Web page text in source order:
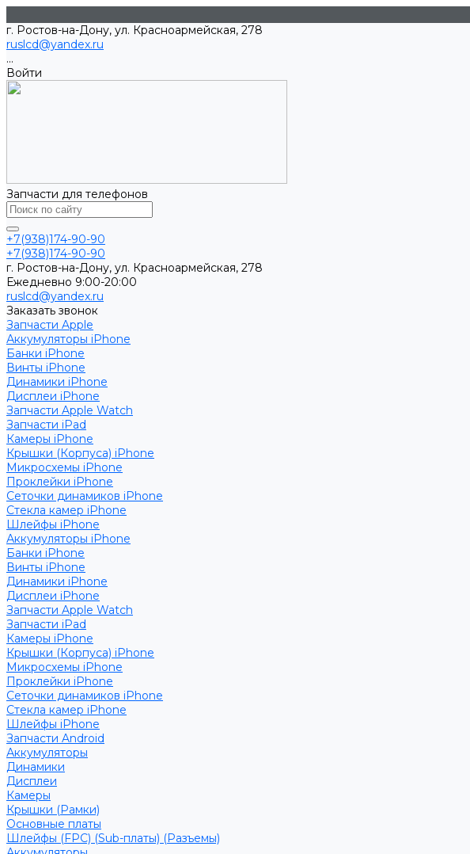
г. Ростов-на-Дону, ул. Красноармейская, 278
ruslcd@yandex.ru
...
Войти
Запчасти для телефонов
+7(938)174-90-90
+7(938)174-90-90
г. Ростов-на-Дону, ул. Красноармейская, 278
Ежедневно 9:00-20:00
ruslcd@yandex.ru
Заказать звонок
Запчасти Apple
Аккумуляторы iPhone
Банки iPhone
Винты iPhone
Динамики iPhone
Дисплеи iPhone
Запчасти Apple Watch
Запчасти iPad
Камеры iPhone
Крышки (Корпуса) iPhone
Микросхемы iPhone
Проклейки iPhone
Сеточки динамиков iPhone
Стекла камер iPhone
Шлейфы iPhone
Аккумуляторы iPhone
Банки iPhone
Винты iPhone
Динамики iPhone
Дисплеи iPhone
Запчасти Apple Watch
Запчасти iPad
Камеры iPhone
Крышки (Корпуса) iPhone
Микросхемы iPhone
Проклейки iPhone
Сеточки динамиков iPhone
Стекла камер iPhone
Шлейфы iPhone
Запчасти Android
Аккумуляторы
Динамики
Дисплеи
Камеры
Крышки (Рамки)
Основные платы
Шлейфы (FPC) (Sub-платы) (Разъемы)